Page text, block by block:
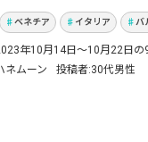
ベネチア イタリア バ
年10月14日〜10月22日の
ネムーン 投稿者 30代男性